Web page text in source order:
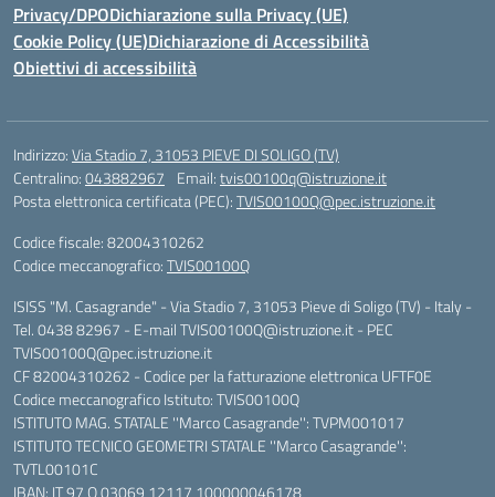
Privacy/DPODichiarazione sulla Privacy (UE)
Cookie Policy (UE)Dichiarazione di Accessibilità
Obiettivi di accessibilità
Indirizzo:Via Stadio 7, 31053 PIEVE DI SOLIGO (TV)
Centralino:043882967 Email:tvis00100q@istruzione.it
Posta elettronica certificata (PEC):TVIS00100Q@pec.istruzione.it
Codice fiscale: 82004310262
Codice meccanografico:TVIS00100Q
ISISS "M. Casagrande" - Via Stadio 7, 31053 Pieve di Soligo (TV) - Italy -
Tel. 0438 82967 - E-mail TVIS00100Q@istruzione.it - PEC
TVIS00100Q@pec.istruzione.it
CF 82004310262 - Codice per la fatturazione elettronica UFTF0E
Codice meccanografico Istituto: TVIS00100Q
ISTITUTO MAG. STATALE ''Marco Casagrande'': TVPM001017
ISTITUTO TECNICO GEOMETRI STATALE ''Marco Casagrande'':
TVTL00101C
IBAN: IT 97 Q 03069 12117 100000046178